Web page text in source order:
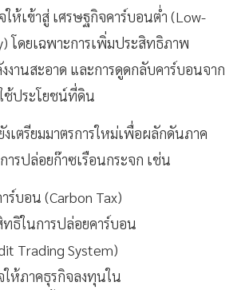
ให้เข้าสู่ เศรษฐกิจคาร์บอนต่ำ (Low-
โดยเฉพาะการเพิ่มประสิทธิภาพ
งานสะอาด และการดูดกลับคาร์บอนจาก
ช้ประโยชน์ที่ดิน
เตรียมมาตรการใหม่เพื่อผลักดันภาค
ารปล่อยก๊าซเรือนกระจก เช่น
ร์บอน (Carbon Tax)
ธิในการปล่อยคาร์บอน
Trading System)
ให้ภาคธุรกิจลงทุนใน